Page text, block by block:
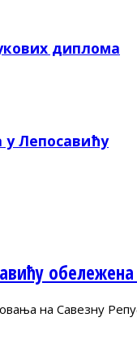
диплома
Лепосавићу
на Савезну